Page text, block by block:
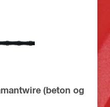
(beton og